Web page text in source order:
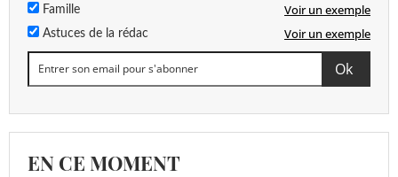
Famille Voir un exemple
Astuces de la rédac Voir un exemple
EN CE MOMENT